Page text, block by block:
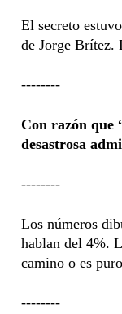
El secreto
de Jorge Brítez.
--------
Con razón que
desastrosa
--------
Los números
hablan del 4%.
camino o es
--------